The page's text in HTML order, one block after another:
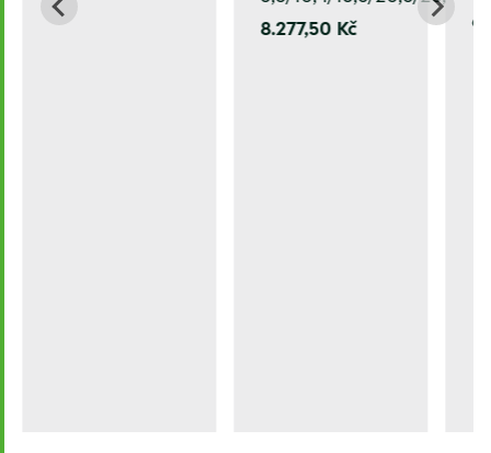
8.277,50 Kč